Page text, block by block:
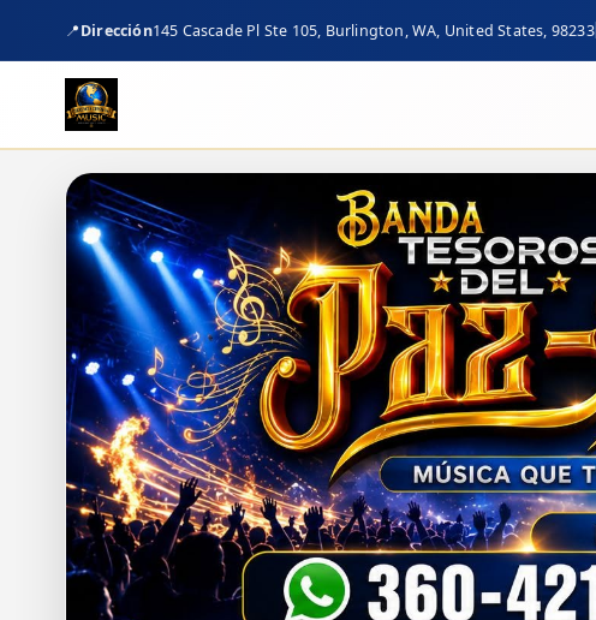
📍Dirección145 Cascade Pl Ste 105, Burlington, WA, United States, 98233